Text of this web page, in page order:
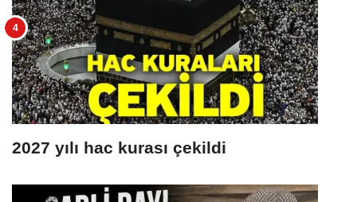
2027 yılı hac kurası çekildi